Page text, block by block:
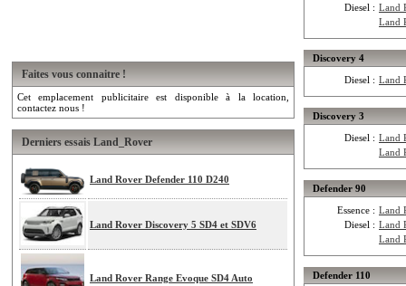
Faites vous connaitre !
Cet emplacement publicitaire est disponible à la location,
contactez nous !
Derniers essais Land_Rover
Land Rover Defender 110 D240
Land Rover Discovery 5 SD4 et SDV6
Land Rover Range Evoque SD4 Auto
Diesel : Land
Land
Discovery 4
Diesel : Land
Discovery 3
Diesel : Land
Land
Defender 90
Essence : Land
Diesel : Land
Land
Defender 110